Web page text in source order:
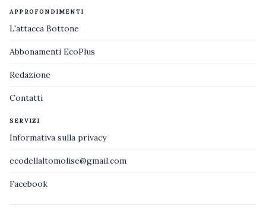
APPROFONDIMENTI
L'attacca Bottone
Abbonamenti EcoPlus
Redazione
Contatti
SERVIZI
Informativa sulla privacy
ecodellaltomolise@gmail.com
Facebook